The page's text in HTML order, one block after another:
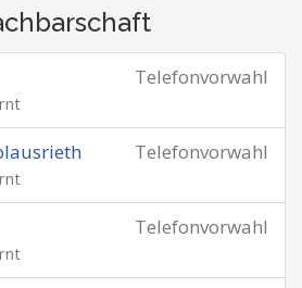
Telefonvorwahl
Telefonvorwahl
Telefonvorwahl